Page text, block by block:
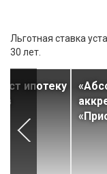
Льготная ставка
30 лет.
ипотеку
в